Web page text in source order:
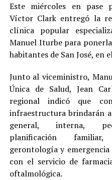
Este miércoles en pase
Víctor Clark entregó la
clínica popular
Manuel Iturbe para
habitantes de San José, en
Junto al viceministro,
Única de Salud, Jean
regional indicó que
infraestructura brindarán
general, interna,
planificación
gerontología y
con el servicio de
oftalmológica.